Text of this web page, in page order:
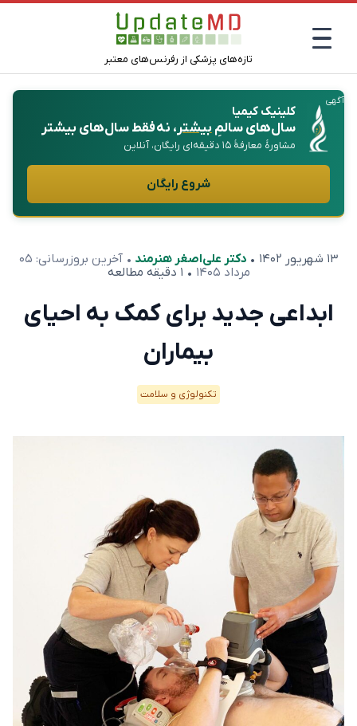
تازه‌های پزشکی از رفرنس‌های معتبر
آگهی
کلینیک کیمیا
سال‌های سالمِبیشتر، نه فقط سال‌های بیشتر
مشاورهٔ معارفهٔ ۱۵ دقیقه‌ای رایگان، آنلاین
شروع رایگان
۱۳ شهریور ۱۴۰۲ • دکتر علی‌اصغر هنرمند • آخرین بروزرسانی: ۰۵
مرداد ۱۴۰۵
• ۱ دقیقه مطالعه
ابداعی جدید برای کمک به احیای
بیماران
تکنولوژی و سلامت